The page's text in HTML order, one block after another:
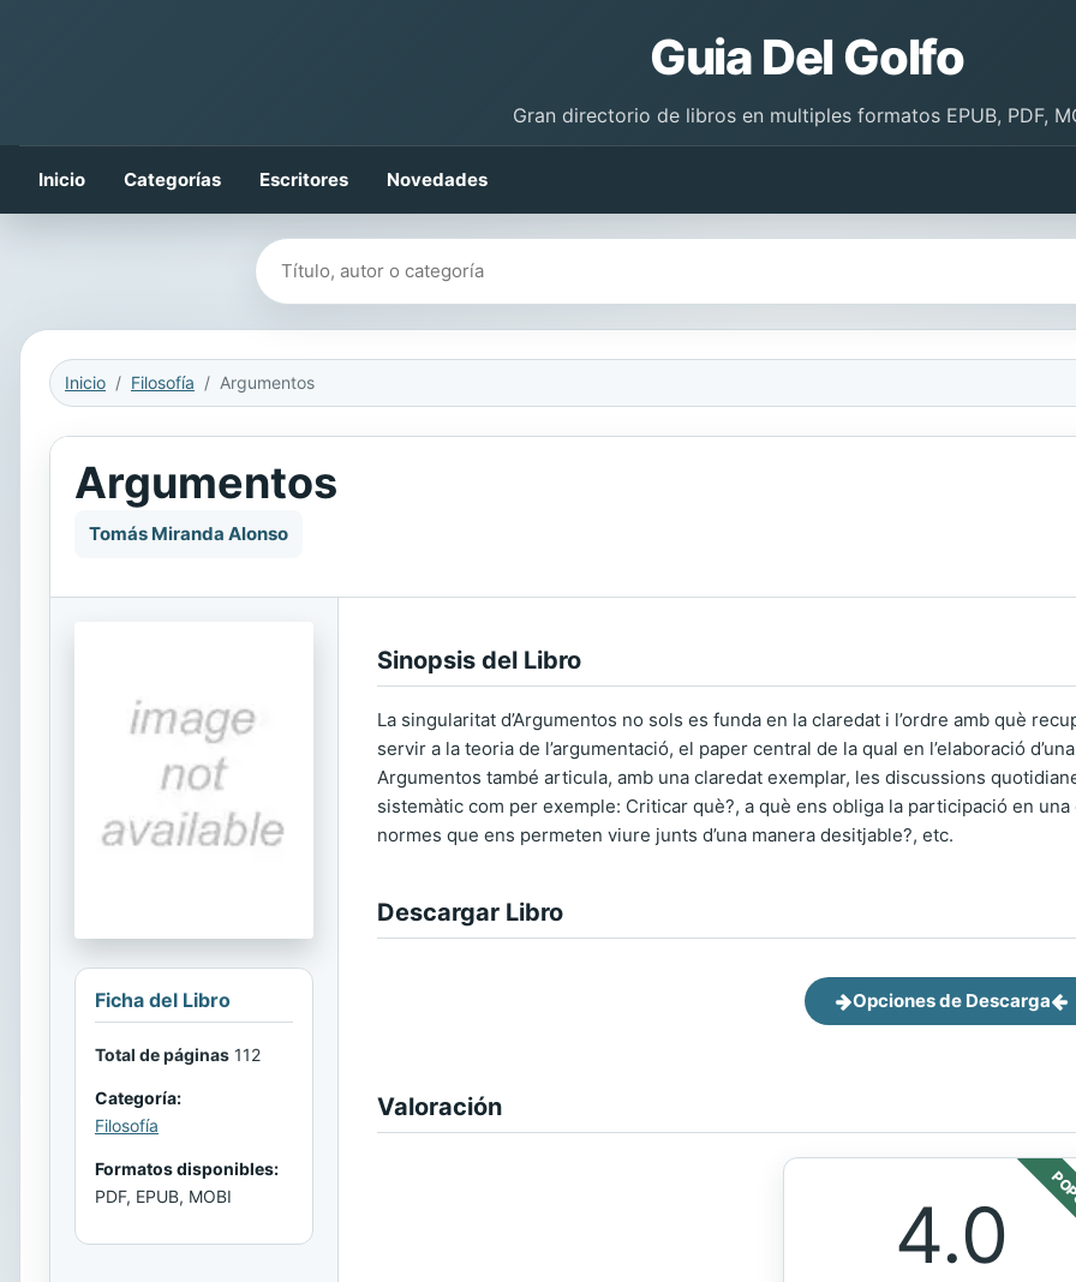
Guia Del Golfo
Gran directorio de libros en multiples formatos EPUB, PDF,
Inicio Categorías Escritores Novedades
Buscar libros
Inicio Filosofía Argumentos
Argumentos
Tomás Miranda Alonso
Ficha del Libro
Total de páginas 112
Categoría:
Filosofía
Formatos disponibles:
PDF, EPUB, MOBI
Sinopsis del Libro
La singularitat d’Argumentos no sols es funda en la claredat i l’ordre amb què
servir a la teoria de l’argumentació, el paper central de la qual en l’elaboració
Argumentos també articula, amb una claredat exemplar, les discussions
sistemàtic com per exemple: Criticar què?, a què ens obliga la participació en
normes que ens permeten viure junts d’una manera desitjable?, etc.
Descargar Libro
Opciones de Descarga
Valoración
4.0